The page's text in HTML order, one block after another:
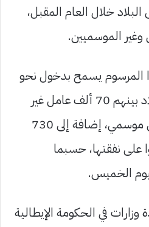
خلال العام المقبل،
الموسميين.
المرسوم يسمح بدخول نحو
181 عاملا أجنبيا إلى البلاد بينهم 70 ألف عامل غير
موسمي و110 آلاف عامل موسمي، إضافة إلى 730
على نفقتها، حسبما
الخميس.
في الحكومة الإيطالية